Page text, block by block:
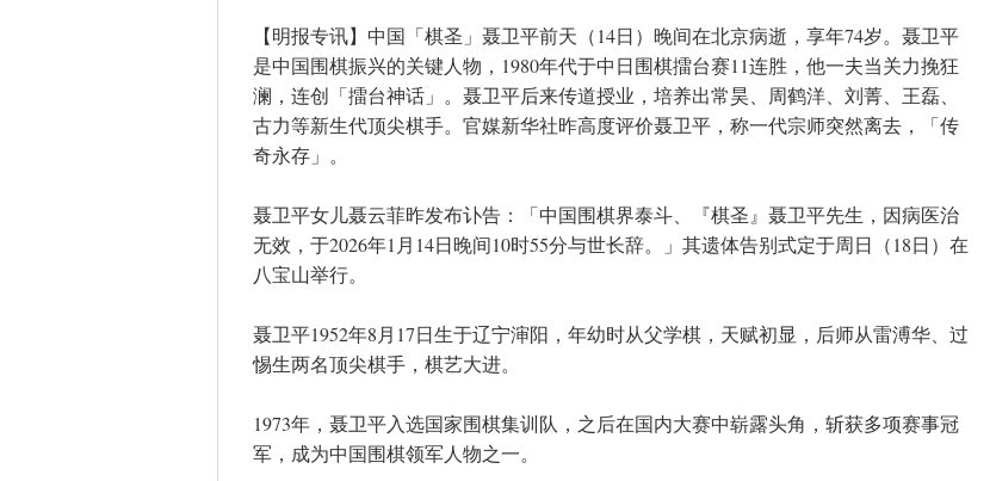
【明报专讯】中国「棋圣」聂卫平前天（14日）晚间在北京病逝，享年74岁。聂卫平
是中国围棋振兴的关键人物，1980年代于中日围棋擂台赛11连胜，他一夫当关力挽狂
澜，连创「擂台神话」。聂卫平后来传道授业，培养出常昊、周鹤洋、刘菁、王磊、
古力等新生代顶尖棋手。官媒新华社昨高度评价聂卫平，称一代宗师突然离去，「传
奇永存」。
聂卫平女儿聂云菲昨发布讣告：「中国围棋界泰斗、『棋圣』聂卫平先生，因病医治
无效，于2026年1月14日晚间10时55分与世长辞。」其遗体告别式定于周日（18日）在
八宝山举行。
聂卫平1952年8月17日生于辽宁渖阳，年幼时从父学棋，天赋初显，后师从雷溥华、过
惕生两名顶尖棋手，棋艺大进。
1973年，聂卫平入选国家围棋集训队，之后在国内大赛中崭露头角，斩获多项赛事冠
军，成为中国围棋领军人物之一。